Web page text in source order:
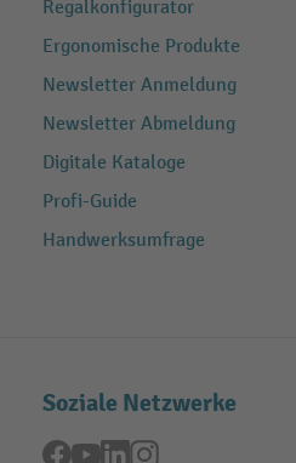
Regalkonfigurator
Ergonomische Produkte
Newsletter Anmeldung
Newsletter Abmeldung
Digitale Kataloge
Profi-Guide
Handwerksumfrage
Soziale Netzwerke
Facebook
YouTubeLinkedInInstagram